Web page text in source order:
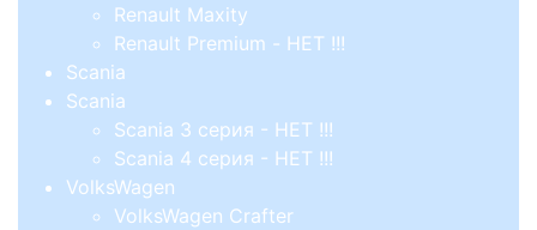
Renault Maxity
Renault Premium - НЕТ !!!
Scania
Scania
Scania 3 серия - НЕТ !!!
Scania 4 серия - НЕТ !!!
VolksWagen
VolksWagen Crafter